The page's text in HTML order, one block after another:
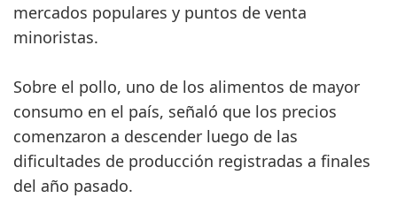
mercados populares y puntos de venta
minoristas.
Sobre el pollo, uno de los alimentos de mayor
consumo en el país, señaló que los precios
comenzaron a descender luego de las
dificultades de producción registradas a finales
del año pasado.